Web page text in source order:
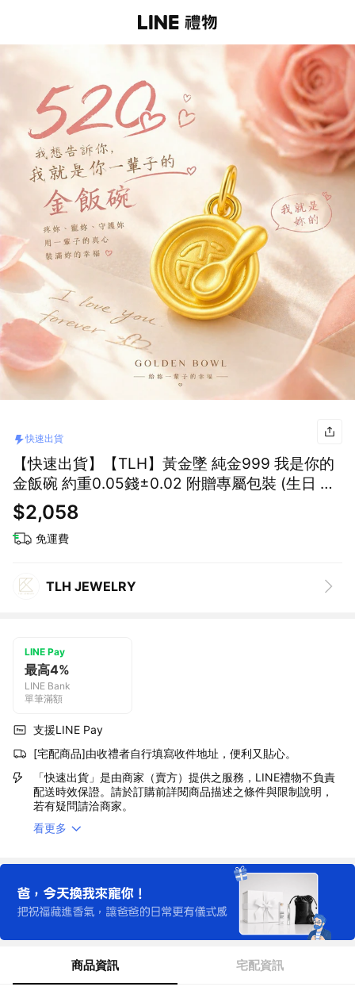
快速出貨
【快速出貨】【TLH】黃金墜 純金999 我是你的
金飯碗 約重0.05錢±0.02 附贈專屬包裝 (生日 送
禮)
$2,058
免運費
TLH JEWELRY
LINE Pay
最高4%
LINE Bank
單筆滿額
支援LINE Pay
[宅配商品]由收禮者自行填寫收件地址，便利又貼心。
「快速出貨」是由商家（賣方）提供之服務，LINE禮物不負責
配送時效保證。請於訂購前詳閱商品描述之條件與限制說明，
若有疑問請洽商家。
看更多
商品資訊 宅配資訊